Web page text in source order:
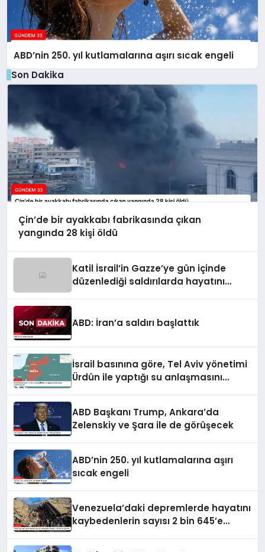
ABD’nin 250. yıl kutlamalarına aşırı sıcak engeli
Son Dakika
Çin’de bir ayakkabı fabrikasında çıkan
yangında 28 kişi öldü
Katil İsrail’in Gazze’ye gün içinde
düzenlediği saldırılarda hayatını
ABD: İran’a saldırı başlattık
İsrail basınına göre, Tel Aviv yönetimi
Ürdün ile yaptığı su anlaşmasını
ABD Başkanı Trump, Ankara’da
Zelenskiy ve Şara ile de görüşecek
ABD’nin 250. yıl kutlamalarına aşırı
sıcak engeli
Venezuela’daki depremlerde hayatını
kaybedenlerin sayısı 2 bin 645’e